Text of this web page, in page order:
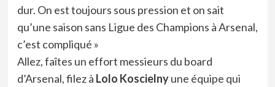
dur. On est toujours sous pression et on sait
qu’une saison sans Ligue des Champions à Arsenal,
c’est compliqué »
Allez, faîtes un effort messieurs du board
d’Arsenal, filez à Lolo Koscielnyune équipe qui